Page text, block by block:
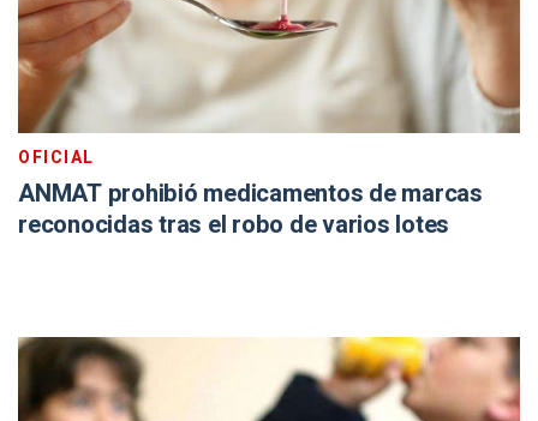
OFICIAL
ANMAT prohibió medicamentos de marcas
reconocidas tras el robo de varios lotes